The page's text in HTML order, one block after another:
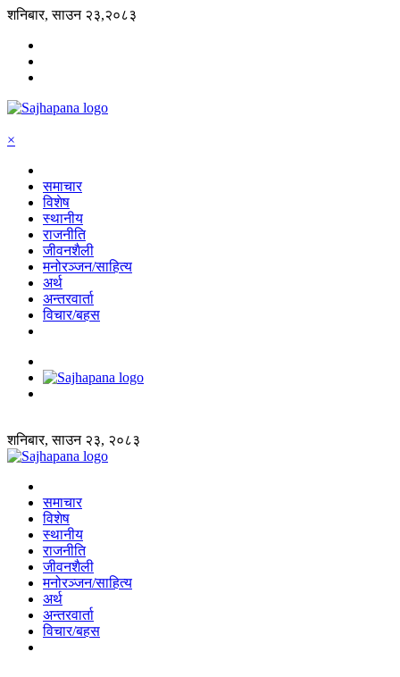
शनिबार, साउन २३,२०८३
×
समाचार
विशेष
स्थानीय
राजनीति
जीवनशैली
मनोरञ्जन/साहित्य
अर्थ
अन्तरवार्ता
विचार/बहस
शनिबार, साउन २३, २०८३
समाचार
विशेष
स्थानीय
राजनीति
जीवनशैली
मनोरञ्जन/साहित्य
अर्थ
अन्तरवार्ता
विचार/बहस